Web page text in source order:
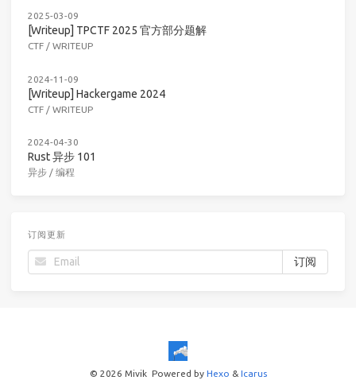
2025-03-09
[Writeup] TPCTF 2025 官方部分题解
CTF / WRITEUP
2024-11-09
[Writeup] Hackergame 2024
CTF / WRITEUP
2024-04-30
Rust 异步 101
异步 / 编程
订阅更新
© 2026 MivikPowered by Hexo & Icarus